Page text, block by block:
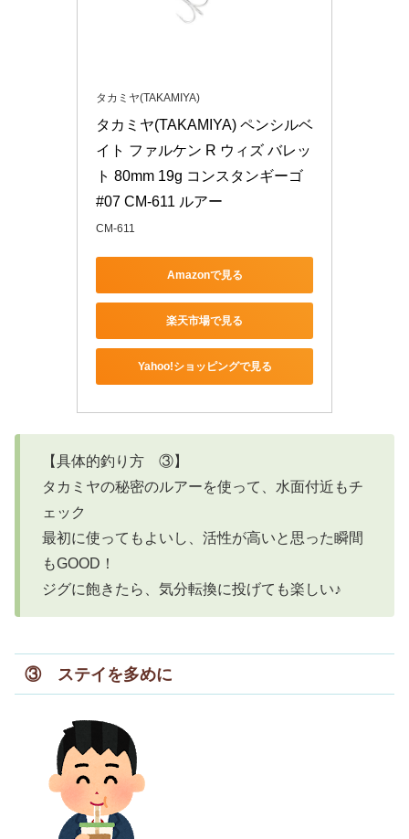
タカミヤ(TAKAMIYA)
タカミヤ(TAKAMIYA) ペンシルベ
イト ファルケン R ウィズ バレッ
ト 80mm 19g コンスタンギーゴ
#07 CM-611 ルアー
CM-611
Amazonで見る
楽天市場で見る
Yahoo!ショッピングで見る
【具体的釣り方 ③】
タカミヤの秘密のルアーを使って、水面付近もチ
ェック
最初に使ってもよいし、活性が高いと思った瞬間
もGOOD！
ジグに飽きたら、気分転換に投げても楽しい♪
③ ステイを多めに